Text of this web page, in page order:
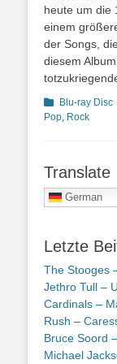
heute um die
einem
der Songs,
diesem
Kategorien
Blu-ray Disc
Pop Rock
Translate
German
Letzte
The Stooges
Jethro Tull –
Cardinals –
Rush –
Bruce Soord
Michael